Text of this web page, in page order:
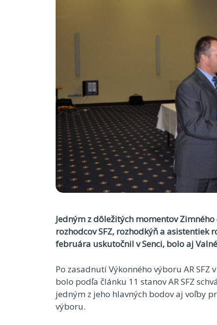
Jedným z dôležitých momentov
rozhodcov SFZ, rozhodkýň a asistentiek
februára uskutočnil v Senci, bolo aj
Po zasadnutí Výkonného výboru AR
bolo podľa článku 11 stanov AR SFZ
jedným z jeho hlavných bodov aj voľby
výboru.